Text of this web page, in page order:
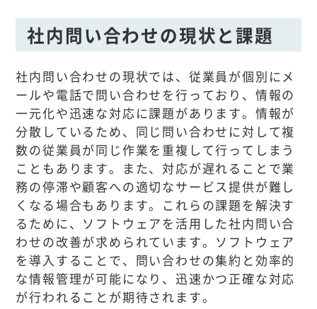
社内問い合わせの現状と課題
社内問い合わせの現状では、従業員が個別にメ
ールや電話で問い合わせを行っており、情報の
一元化や迅速な対応に課題があります。情報が
分散しているため、同じ問い合わせに対して複
数の従業員が同じ作業を重複して行ってしまう
こともあります。また、対応が遅れることで業
務の停滞や顧客への適切なサービス提供が難し
くなる場合もあります。これらの課題を解決す
るために、ソフトウェアを活用した社内問い合
わせの改善が求められています。ソフトウェア
を導入することで、問い合わせの集約と効率的
な情報管理が可能になり、迅速かつ正確な対応
が行われることが期待されます。